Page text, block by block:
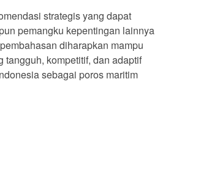
strategis yang dapat
pemangku kepentingan lainnya
diharapkan mampu
tangguh, kompetitif, dan adaptif
sebagai poros maritim